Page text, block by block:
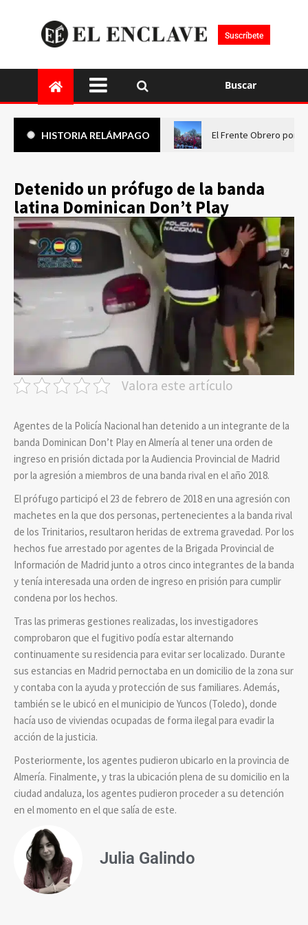
Suscríbete
Buscar
HISTORIA RELÁMPAGO El Frente Obrero pone
Detenido un prófugo de la banda
latina Dominican Don’t Play
Valora este artículo
Agentes de la Policía Nacional han detenido a un integrante de la
banda Dominican Don’t Play en Almería al tener una orden de
ingreso en prisión dictada por la Audiencia Provincial de Madrid
por la agresión a miembros de una banda rival en el año 2018.
El prófugo participó el 23 de febrero de 2018 en una agresión con
machetes en la que dos personas, pertenecientes a la banda rival
de los Trinitarios, resultaron heridas de extrema gravedad. Por los
hechos fue arrestado por agentes de la Brigada Provincial de
Información de Madrid junto a otros cinco integrantes de la banda
y tenía interesada una orden de ingreso en prisión para cumplir
condena por los hechos.
Tras las primeras gestiones realizadas, los investigadores
comprobaron que el fugitivo podía estar alternando
continuamente su residencia para evitar ser localizado. Durante
sus estancias en Madrid pernoctaba en un domicilio de la zona sur
y contaba con la ayuda y protección de sus familiares. Además,
también se le ubicó en el municipio de Yuncos (Toledo), donde
hacía uso de viviendas ocupadas de forma ilegal para evadir la
acción de la justicia.
Posteriormente, los agentes pudieron ubicarlo en la provincia de
Almería. Finalmente, y tras la ubicación plena de su domicilio en la
ciudad andaluza, los agentes pudieron proceder a su detención
en el momento en el que salía de este.
Julia Galindo